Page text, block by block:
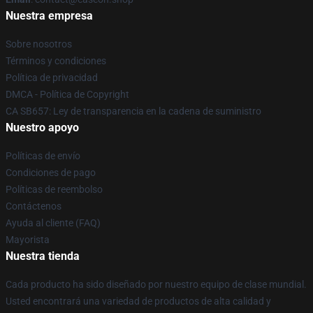
Nuestra empresa
Sobre nosotros
Términos y condiciones
Política de privacidad
DMCA - Política de Copyright
CA SB657: Ley de transparencia en la cadena de suministro
Nuestro apoyo
Políticas de envío
Condiciones de pago
Políticas de reembolso
Contáctenos
Ayuda al cliente (FAQ)
Mayorista
Nuestra tienda
Cada producto ha sido diseñado por nuestro equipo de clase mundial.
Usted encontrará una variedad de productos de alta calidad y